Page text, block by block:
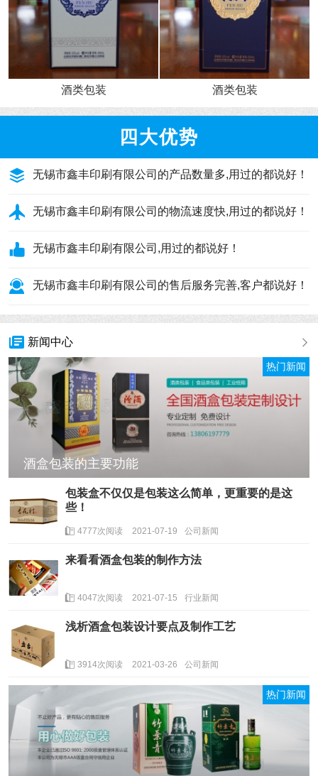
酒类包装 酒类包装
四大优势
无锡市鑫丰印刷有限公司的产品数量多,用过的都说好！
无锡市鑫丰印刷有限公司的物流速度快,用过的都说好！
无锡市鑫丰印刷有限公司,用过的都说好！
无锡市鑫丰印刷有限公司的售后服务完善,客户都说好！
新闻中心
酒盒包装的主要功能
热门新闻
包装盒不仅仅是包装这么简单，更重要的是这
些！
4777次阅读 2021-07-19 公司新闻
来看看酒盒包装的制作方法
4047次阅读 2021-07-15 行业新闻
浅析酒盒包装设计要点及制作工艺
3914次阅读 2021-03-26 公司新闻
热门新闻